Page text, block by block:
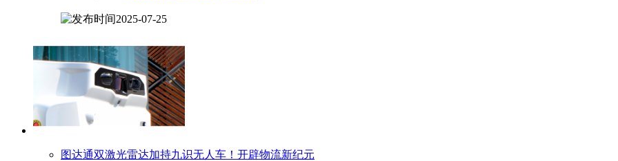
2025-07-25
图达通双激光雷达加持九识无人车！开辟物流新纪元